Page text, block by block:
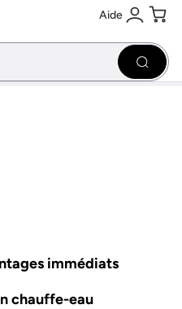
Aide
Se
immédiats
chauffe-eau